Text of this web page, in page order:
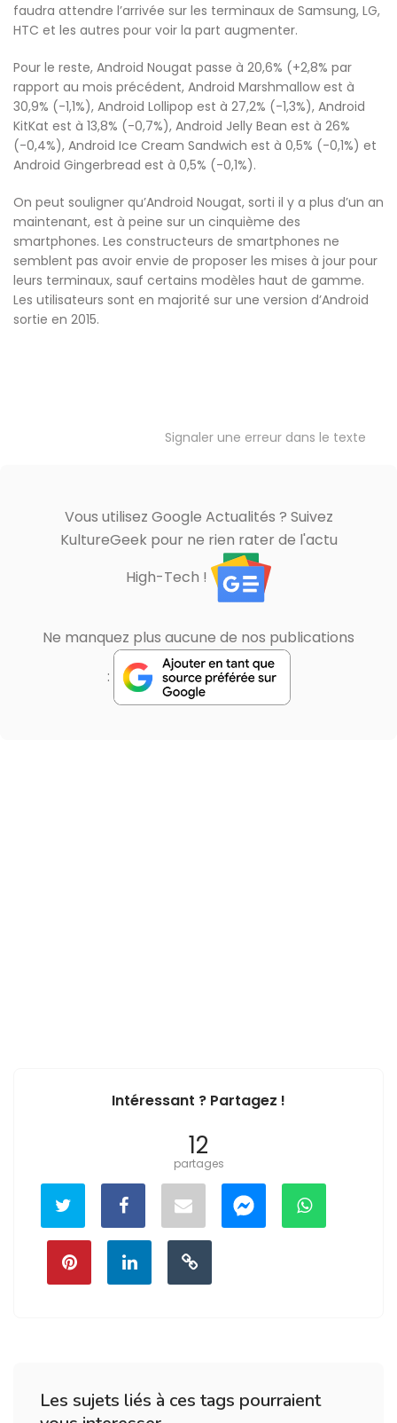
faudra attendre l’arrivée sur les terminaux de Samsung, LG,
HTC et les autres pour voir la part augmenter.
Pour le reste, Android Nougat passe à 20,6% (+2,8% par
rapport au mois précédent, Android Marshmallow est à
30,9% (-1,1%), Android Lollipop est à 27,2% (-1,3%), Android
KitKat est à 13,8% (-0,7%), Android Jelly Bean est à 26%
(-0,4%), Android Ice Cream Sandwich est à 0,5% (-0,1%) et
Android Gingerbread est à 0,5% (-0,1%).
On peut souligner qu’Android Nougat, sorti il y a plus d’un an
maintenant, est à peine sur un cinquième des
smartphones. Les constructeurs de smartphones ne
semblent pas avoir envie de proposer les mises à jour pour
leurs terminaux, sauf certains modèles haut de gamme.
Les utilisateurs sont en majorité sur une version d’Android
sortie en 2015.
Signaler une erreur dans le texte
Vous utilisez Google Actualités ? Suivez
KultureGeek pour ne rien rater de l'actu
High-Tech !
Ne manquez plus aucune de nos publications
:
Intéressant ? Partagez !
12
partages
Les sujets liés à ces tags pourraient